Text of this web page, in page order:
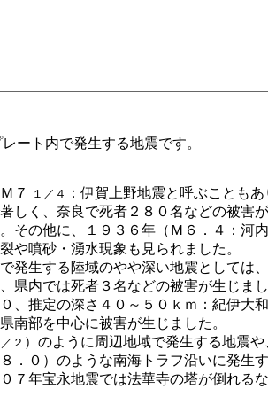
ート内で発生する地震です。
７ １／４
：伊賀上野地震と呼ぶことも
しく、奈良で死者２８０名などの被害
その他に、１９３６年（Ｍ６．４：河
や噴砂・湧水現象も見られました。
生する陸域のやや深い地震としては
県内では死者３名などの被害が生じま
、推定の深さ４０～５０ｋｍ：紀伊大
南部を中心に被害が生じました。
２ ）のように周辺地域で発生する地震
．０）のような南海トラフ沿いに発生
７年宝永地震では法華寺の塔が倒れる